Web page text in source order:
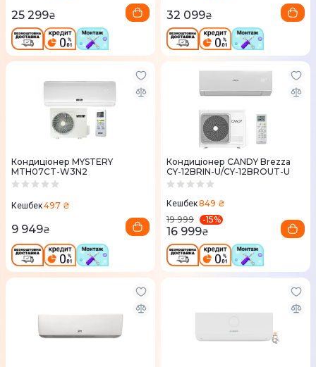
25 299₴ 32 099₴
Кондиціонер MYSTERY
MTH07CT-W3N2
Кешбек497 ₴
9 949₴
Кондиціонер CANDY Brezza
CY-12BRIN-U/CY-12BROUT-U
Кешбек849 ₴
19 999
-15%
16 999₴